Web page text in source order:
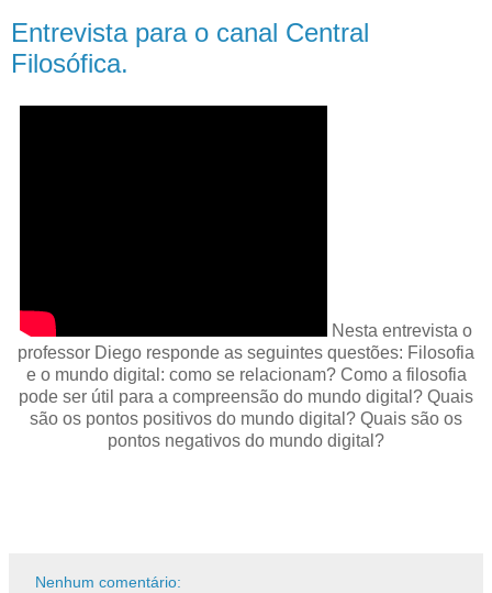
Entrevista para o canal Central
Filosófica.
Nesta entrevista o
professor Diego responde as seguintes questões: Filosofia
e o mundo digital: como se relacionam? Como a filosofia
pode ser útil para a compreensão do mundo digital? Quais
são os pontos positivos do mundo digital? Quais são os
pontos negativos do mundo digital?
Nenhum comentário: